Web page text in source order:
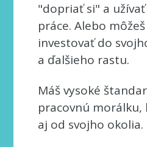
"dopriať si" a
práce. Alebo
investovať do
a ďalšieho rastu.
Máš vysoké
pracovnú morálku,
aj od svojho okolia.